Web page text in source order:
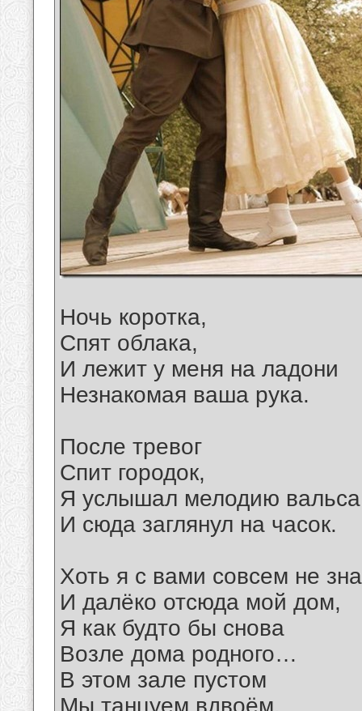
Ночь коротка,
Спят облака,
И лежит у меня на ладони
Незнакомая ваша рука.
После тревог
Спит городок,
Я услышал мелодию вальса
И сюда заглянул на часок.
Хоть я с вами совсем не
И далёко отсюда мой дом,
Я как будто бы снова
Возле дома родного…
В этом зале пустом